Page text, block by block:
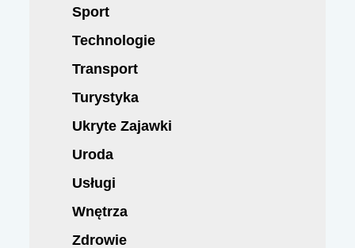
Sport
Technologie
Transport
Turystyka
Ukryte Zajawki
Uroda
Usługi
Wnętrza
Zdrowie